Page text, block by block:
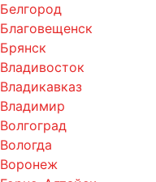
Белгород
Благовещенск
Брянск
Владивосток
Владикавказ
Владимир
Волгоград
Вологда
Воронеж